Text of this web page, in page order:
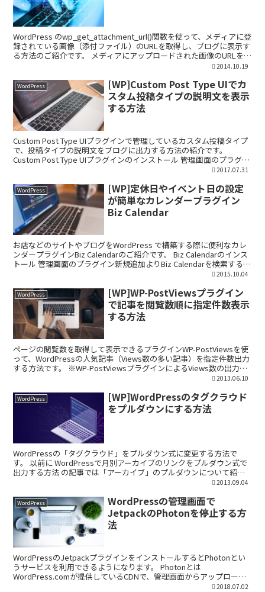
WordPress のwp_get_attachment_url()関数を使って、メディアに登
録されている画像（添付ファイル）のURLを取得し、ブログに表示す
る方法のご紹介です。 メディアにアップロードされた画像のURLを取
2014.10.19
WordPress
[WP]Custom Post Type UIでカ
スタム投稿タイプの説明文を表示
する方法
Custom Post Type UIプラグインで管理しているカスタム投稿タイプ
で、投稿タイプの説明文をブログに出力する方法の紹介です。
Custom Post Type UIプラグインのインストール 管理画面のプラグイ
2017.07.31
WordPress
[WP]定休日やイベント日の設定
が簡単なカレンダープラグイン
Biz Calendar
お店などのサイトやブログをWordPress で構築する際に便利なカレ
ンダープラグインBiz Calendarのご紹介です。 Biz Calendarのインス
トール 管理画面のプラグイン新規追加よりBiz Calendarを検索する
2015.10.04
WordPress
[WP]WP-PostViewsプラグイン
で記事を閲覧数順に指定件数表示
する方法
ページの閲覧数を取得して表示できるプラグインWP-PostViewsを使
って、WordPressの人気記事（Views数の多い記事）を指定件数出力
する方法です。 ※WP-PostViewsプラグインによるViews数の出力方
2013.06.10
WordPress
[WP]WordPressのタグクラウド
をプルダウンにする方法
WordPressの「タグクラウド」をプルダウン式に変更する方法で
す。 以前に WordPressで月別アーカイブのリンクをプルダウン式で
出力する方法 の記事では「アーカイブ」のプルダウンについて紹介
2013.09.04
WordPress
WordPressの管理画面で
JetpackのPhotonを停止する方
法
WordPressのJetpackプラグインをインストールするとPhotonとい
うサービスを利用できるようになります。 Photonとは
WordPress.comが提供しているCDNで、管理画面からアップロード
2018.07.02